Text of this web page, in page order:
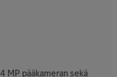
MP pääkameran sekä